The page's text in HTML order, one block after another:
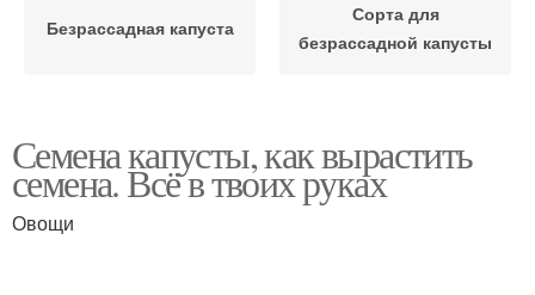
Безрассадная капуста
Сорта для
безрассадной капусты
Семена капусты, как вырастить
семена. Всё в твоих руках
Овощи